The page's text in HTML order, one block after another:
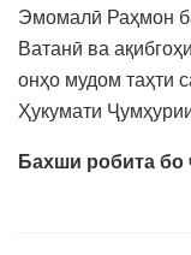
Эмомалӣ Раҳмон
Ватанӣ ва
онҳо мудом таҳти
Ҳукумати
Бахши робита бо